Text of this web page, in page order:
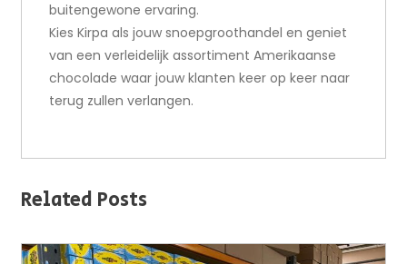
buitengewone ervaring.
Kies Kirpa als jouw snoepgroothandel en geniet
van een verleidelijk assortiment Amerikaanse
chocolade waar jouw klanten keer op keer naar
terug zullen verlangen.
Related Posts